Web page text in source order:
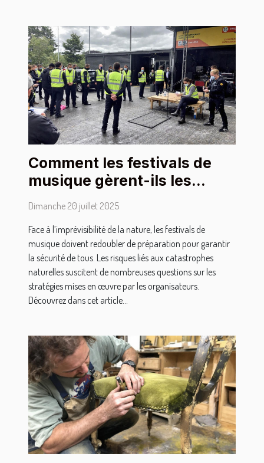
Comment les festivals de
musique gèrent-ils les
catastrophes naturelles ?
Dimanche 20 juillet 2025
Face à l’imprévisibilité de la nature, les festivals de
musique doivent redoubler de préparation pour garantir
la sécurité de tous. Les risques liés aux catastrophes
naturelles suscitent de nombreuses questions sur les
stratégies mises en œuvre par les organisateurs.
Découvrez dans cet article...